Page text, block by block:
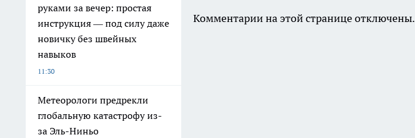
руками за вечер: простая
инструкция — под силу даже
новичку без швейных
навыков
11:30
Метеорологи предрекли
глобальную катастрофу из-
за Эль-Ниньо
Комментарии на этой странице отключены.